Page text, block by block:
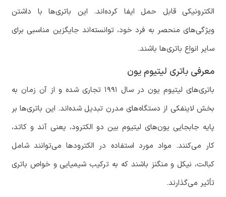
الکترونیکی قابل حمل ایفا کرده‌اند. این باتری‌ها با داشتن
ویژگی‌های منحصر به فرد خود، توانسته‌اند جایگزین مناسبی برای
سایر انواع باتری‌ها باشند.
معرفی باتری لیتیوم یون
باتری‌های لیتیوم یون در سال ۱۹۹۱ تجاری شده و از آن زمان به
بخش لاینفکی از دستگاه‌های مدرن تبدیل شده‌اند. این باتری‌ها بر
پایه جابجایی یون‌های لیتیوم بین دو الکترود، یعنی آند و کاتد،
کار می‌کنند. مواد مورد استفاده در الکترودها می‌توانند شامل
کبالت، نیکل و منگنز باشند که به ترکیب شیمیایی و خواص باتری
تأثیر می‌گذارند.